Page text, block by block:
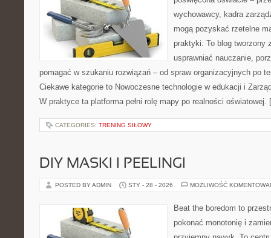
wychowawcy, kadra
mogą pozyskać rzetelne
praktyki. To blog tworzony
usprawniać nauczanie,
pomagać w szukaniu rozwiązań – od spraw organizacyjnych po
Ciekawe kategorie to Nowoczesne technologie w edukacji i
W praktyce ta platforma pełni rolę mapy po realności
CATEGORIES: TRENING SIŁOWY
DIY MASKI I PEELINGI
POSTED BY ADMIN STY - 28 - 2026 MOŻLIWOŚĆ
Beat the boredom to
pokonać monotonię i